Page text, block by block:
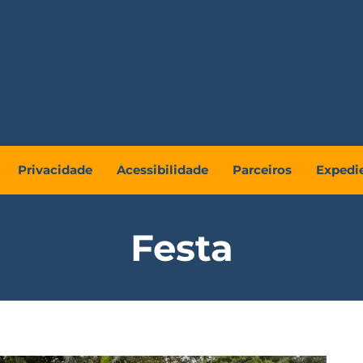
Privacidade Acessibilidade Parceiros
Festa